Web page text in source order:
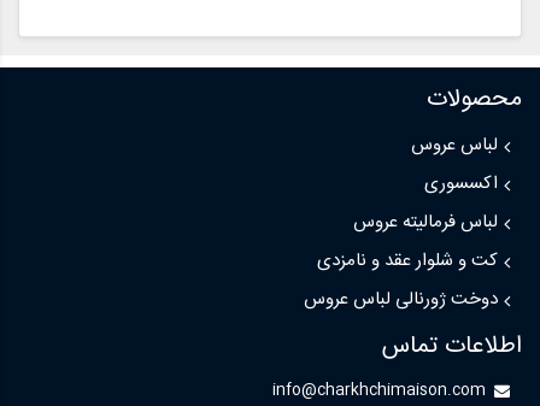
محصولات
لباس عروس
اکسسوری
لباس فرمالیته عروس
کت و شلوار عقد و نامزدی
دوخت ژورنالی لباس عروس
اطلاعات تماس
info@charkhchimaison.com